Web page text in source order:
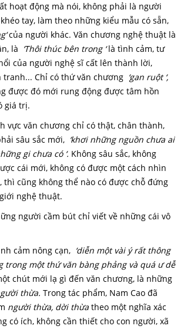
hoạt động mà nói, không phải là người
tay, làm theo những kiểu mẫu có sẵn,
của người khác. Văn chương nghệ thuật là
là ‘Thôi thúc bên trong ‘là tình cảm, tư
của người nghệ sĩ cất lên thành lời,
Chỉ có thứ văn chương ‘gan ruột ‘,
được đó mới rung động được tâm hồn
giá trị.
vực văn chương chỉ có thật, chân thành,
sâu sắc mới, ‘khơi những nguồn chưa ai
gi chưa có ‘. Không sâu sắc, không
cái mới, không có được một cách nhìn
thì cũng không thể nào có được chỗ đứng
nghệ thuật.
người cầm bút chỉ viết về những cái vô
cảm nông cạn, ‘diễn một vài ý rất thông
trong một thứ văn bàng phảng và quá ư dễ
chút mới lạ gì đến văn chương, là những
thừa. Trong tác phẩm, Nam Cao đã
người thừa, dời thừa theo một nghĩa xác
có ích, không cần thiết cho con người, xã